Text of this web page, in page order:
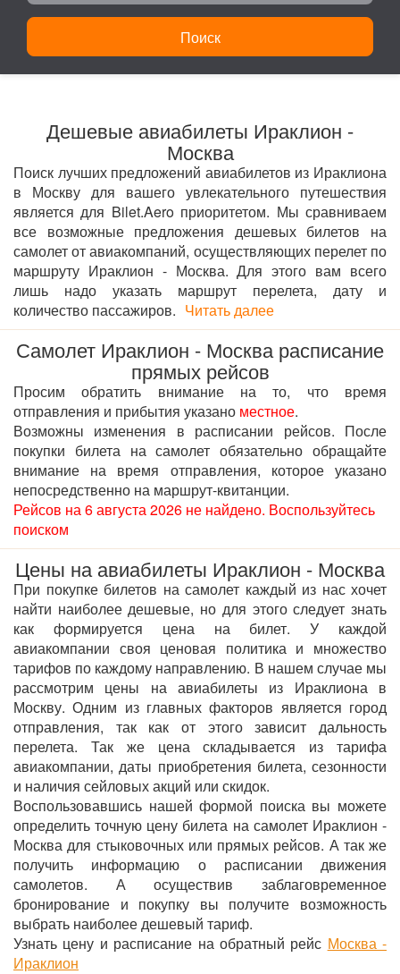
Поиск
Дешевые авиабилеты Ираклион -
Москва
Поиск лучших предложений авиабилетов из Ираклиона
в Москву для вашего увлекательного путешествия
является для Bilet.Aero приоритетом. Мы сравниваем
все возможные предложения дешевых билетов на
самолет от авиакомпаний, осуществляющих перелет по
маршруту Ираклион - Москва. Для этого вам всего
лишь надо указать маршрут перелета, дату и
количество пассажиров. Читать далее
Самолет Ираклион - Москва расписание
прямых рейсов
Просим обратить внимание на то, что время
отправления и прибытия указано местное.
Возможны изменения в расписании рейсов. После
покупки билета на самолет обязательно обращайте
внимание на время отправления, которое указано
непосредственно на маршрут-квитанции.
Рейсов на 6 августа 2026 не найдено. Воспользуйтесь
поиском
Цены на авиабилеты Ираклион - Москва
При покупке билетов на самолет каждый из нас хочет
найти наиболее дешевые, но для этого следует знать
как формируется цена на билет. У каждой
авиакомпании своя ценовая политика и множество
тарифов по каждому направлению. В нашем случае мы
рассмотрим цены на авиабилеты из Ираклиона в
Москву. Одним из главных факторов является город
отправления, так как от этого зависит дальность
перелета. Так же цена складывается из тарифа
авиакомпании, даты приобретения билета, сезонности
и наличия сейловых акций или скидок.
Воспользовавшись нашей формой поиска вы можете
определить точную цену билета на самолет Ираклион -
Москва для стыковочных или прямых рейсов. А так же
получить информацию о расписании движения
самолетов. А осуществив заблаговременное
бронирование и покупку вы получите возможность
выбрать наиболее дешевый тариф.
Узнать цену и расписание на обратный рейс Москва -
Ираклион